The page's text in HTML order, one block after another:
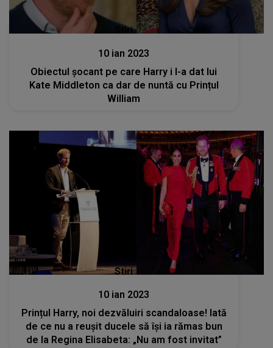
Stiri
10 ian 2023
Obiectul șocant pe care Harry i l-a dat lui
Kate Middleton ca dar de nuntă cu Prințul
William
Stiri
10 ian 2023
Prințul Harry, noi dezvăluiri scandaloase! Iată
de ce nu a reușit ducele să își ia rămas bun
de la Regina Elisabeta: „Nu am fost invitat”